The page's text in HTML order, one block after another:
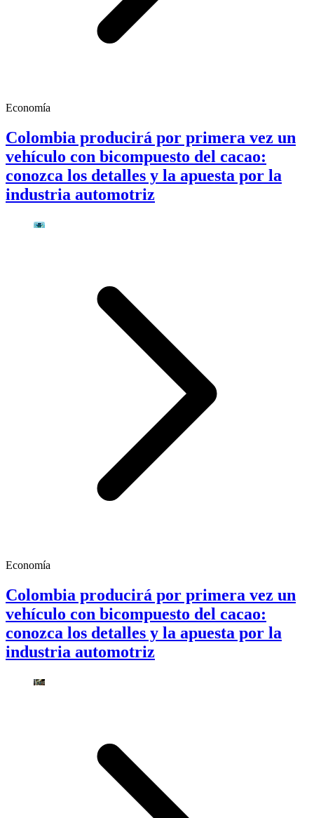
Economía
Colombia producirá por primera vez un
vehículo con bicompuesto del cacao:
conozca los detalles y la apuesta por la
industria automotriz
Economía
Colombia producirá por primera vez un
vehículo con bicompuesto del cacao:
conozca los detalles y la apuesta por la
industria automotriz